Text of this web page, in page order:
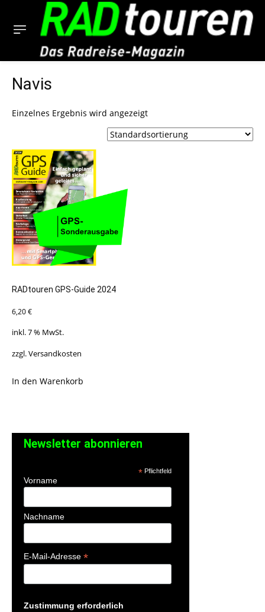
Navis
Einzelnes Ergebnis wird angezeigt
RADtouren GPS-Guide 2024
6,20€
inkl. 7 % MwSt.
zzgl.Versandkosten
In den Warenkorb
Newsletter abonnieren
*Pflichtfeld
Vorname
Nachname
E-Mail-Adresse *
Zustimmung erforderlich